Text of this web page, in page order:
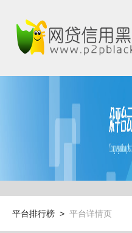
平台排行榜 > 平台详情页